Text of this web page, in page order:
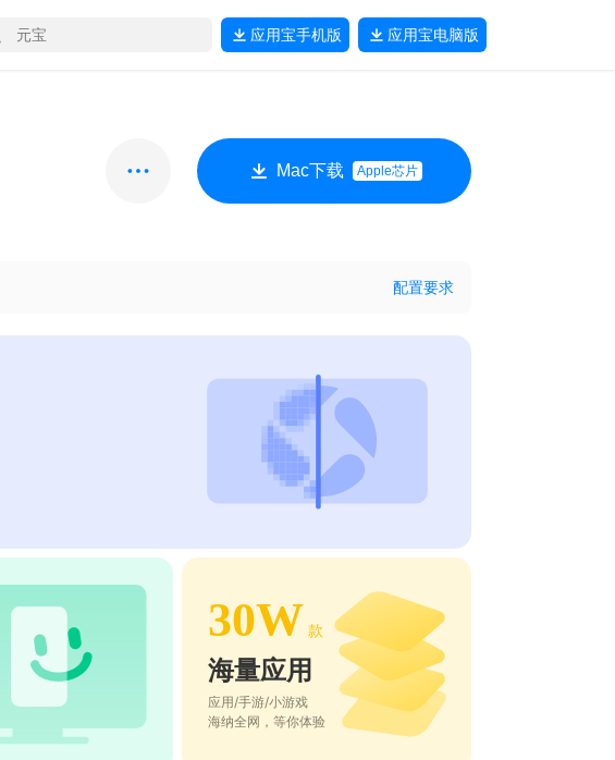
应用宝手机版 应用宝电脑版
Mac下载 Apple芯片
配置要求
30W 款
海量应用
应用/手游/小游戏
海纳全网，等你体验